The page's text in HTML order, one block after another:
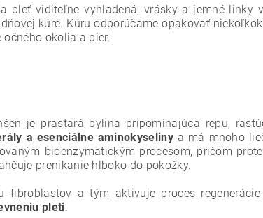
pleť viditeľne vyhladená, vrásky a jemné linky
kúre. Kúru odporúčame opakovať
okolia a pier.
je prastará bylina pripomínajúca repu,
a esenciálne aminokyselinya má mnoho
bioenzymatickým procesom, pričom
prenikanie hlboko do pokožky.
fibroblastov a tým aktivuje proces
pleti.